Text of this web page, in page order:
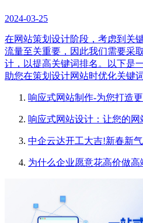
2024-03-25
在网站策划设计阶段，考虑到关
流量至关重要，因此我们需要采
计，以提高关键词排名。以下是
助您在策划设计网站时优化关键词
响应式网站制作-为您打造
响应式网站设计：让您的网
中企云达开工大吉!新春新
为什么企业愿意花高价做